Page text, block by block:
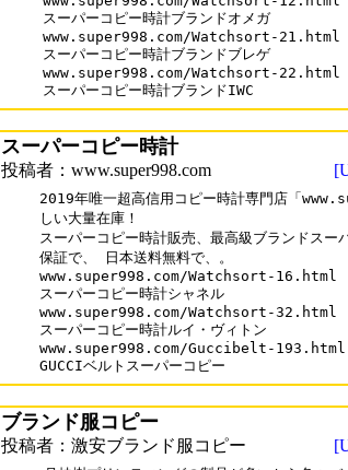
スーパーコピー時計ブランドオメガ
www.super998.com/Watchsort-21.html
スーパーコピー時計ブランドブレゲ
www.super998.com/Watchsort-22.html
スーパーコピー時計ブランドIWC
スーパーコピー時計
投稿者：www.super998.com
2019年唯一超高信用コピー時計専門店「
しい大量在庫！
スーパーコピー時計販売、最高級ブランドスー
保証で、 日本送料無料で、。
www.super998.com/Watchsort-16.html
スーパーコピー時計シャネル
www.super998.com/Watchsort-32.html
スーパーコピー時計ルイ・ヴィトン
www.super998.com/Guccibelt-193.html
GUCCIベルトスーパーコピー
ブランド服コピー
投稿者：激安ブランド服コピー